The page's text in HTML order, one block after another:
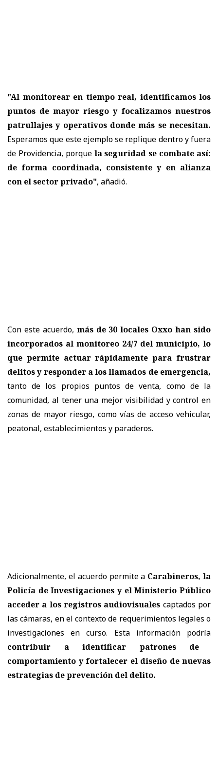
"Al monitorear en tiempo real, identificamos los
puntos de mayor riesgo y focalizamos nuestros
patrullajes y operativos donde más se necesitan.
Esperamos que este ejemplo se replique dentro y fuera
de Providencia, porque la seguridad se combate así:
de forma coordinada, consistente y en alianza
con el sector privado", añadió.
Con este acuerdo, más de 30 locales Oxxo han sido
incorporados al monitoreo 24/7 del municipio, lo
que permite actuar rápidamente para frustrar
delitos y responder a los llamados de emergencia,
tanto de los propios puntos de venta, como de la
comunidad, al tener una mejor visibilidad y control en
zonas de mayor riesgo, como vías de acceso vehicular,
peatonal, establecimientos y paraderos.
Adicionalmente, el acuerdo permite a Carabineros, la
Policía de Investigaciones y el Ministerio Público
acceder a los registros audiovisuales captados por
las cámaras, en el contexto de requerimientos legales o
investigaciones en curso. Esta información podría
contribuir a identificar patrones de
comportamiento y fortalecer el diseño de nuevas
estrategias de prevención del delito.